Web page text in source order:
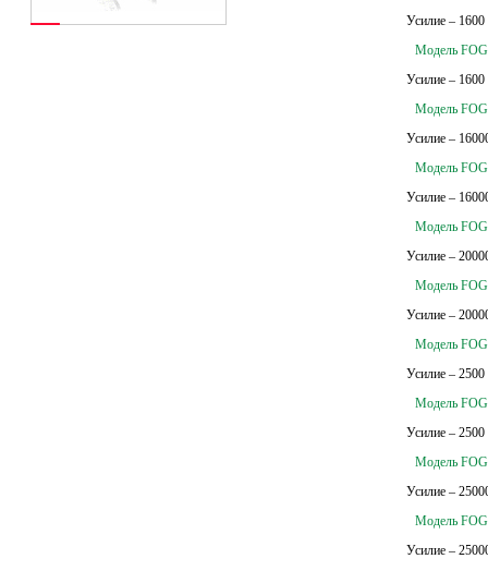
Усилие –
Модель
Усилие –
Модель
Усилие –
Модель
Усилие –
Модель
Усилие –
Модель
Усилие –
Модель
Усилие –
Модель
Усилие –
Модель
Усилие –
Модель
Усилие –